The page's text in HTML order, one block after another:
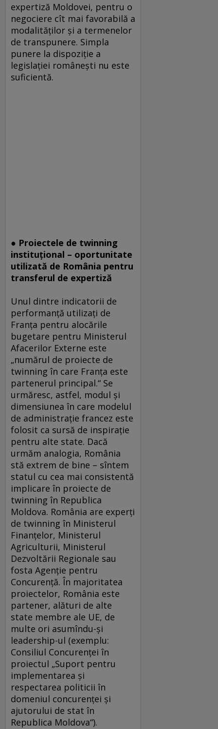
expertiză Moldovei, pentru o
negociere cît mai favorabilă a
modalităţilor şi a termenelor
de transpunere. Simpla
punere la dispoziţie a
legislaţiei româneşti nu este
suficientă.
● Proiectele de twinning
instituţional – oportunitate
utilizată de România pentru
transferul de expertiză
Unul dintre indicatorii de
performanţă utilizaţi de
Franţa pentru alocările
bugetare pentru Ministerul
Afacerilor Externe este
„numărul de proiecte de
twinning în care Franţa este
partenerul principal.“ Se
urmăresc, astfel, modul şi
dimensiunea în care modelul
de administraţie francez este
folosit ca sursă de inspiraţie
pentru alte state. Dacă
urmăm analogia, România
stă extrem de bine – sîntem
statul cu cea mai consistentă
implicare în proiecte de
twinning în Republica
Moldova. România are experţi
de twinning în Ministerul
Finanţelor, Ministerul
Agriculturii, Ministerul
Dezvoltării Regionale sau
fosta Agenţie pentru
Concurenţă. În majoritatea
proiectelor, România este
partener, alături de alte
state membre ale UE, de
multe ori asumîndu-şi
leadership-ul (exemplu:
Consiliul Concurenţei în
proiectul „Suport pentru
implementarea şi
respectarea politicii în
domeniul concurenţei şi
ajutorului de stat în
Republica Moldova“).